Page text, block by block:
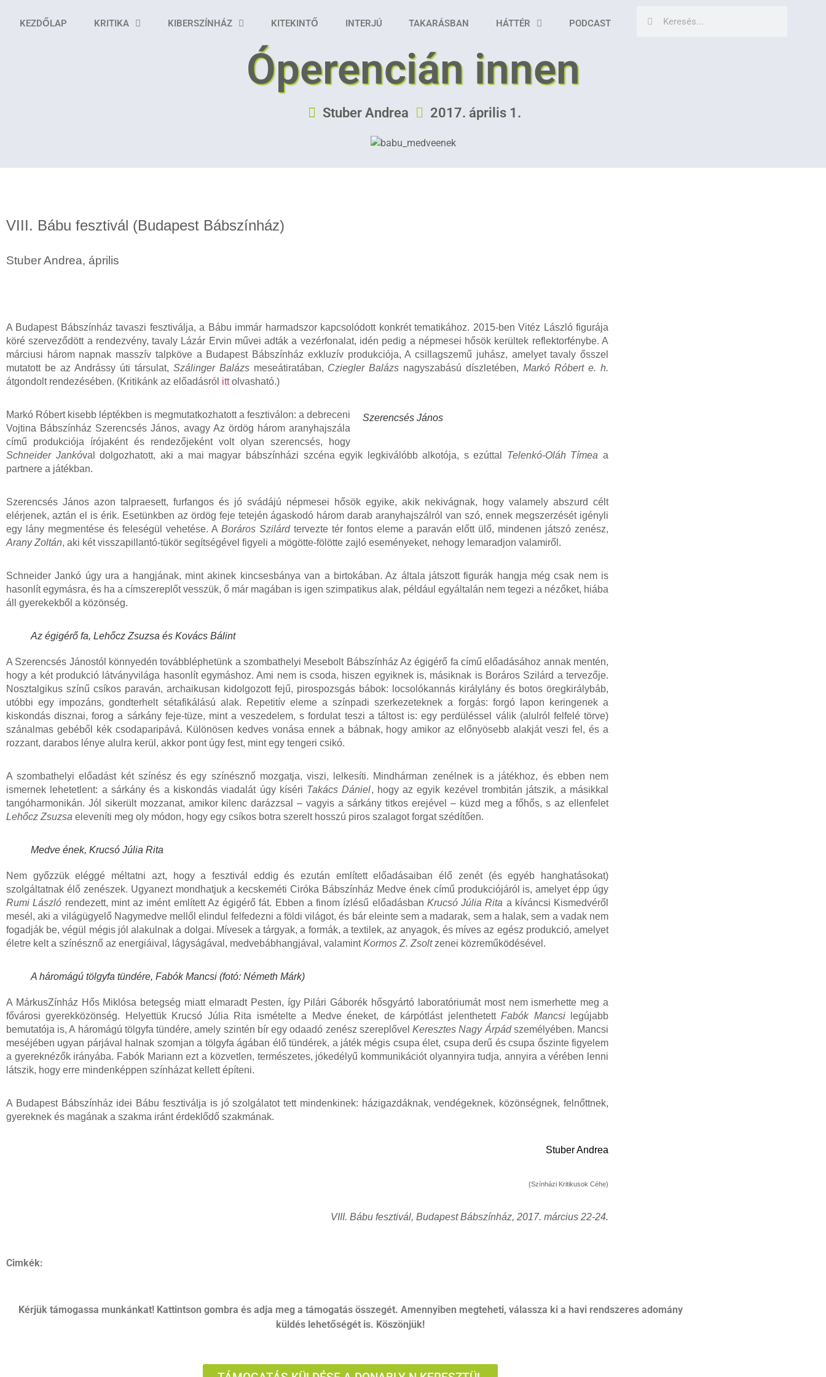
KEZDŐLAP KRITIKA KIBERSZÍNHÁZ KITEKINTŐ INTERJÚ TAKARÁSBAN HÁTTÉR PODCAST
Óperencián innen
Stuber Andrea 2017. április 1.
VIII. Bábu fesztivál (Budapest Bábszínház)
Stuber Andrea, április
A Budapest Bábszínház tavaszi fesztiválja, a Bábu immár harmadszor kapcsolódott konkrét tematikához. 2015-ben Vitéz László figurája
köré szerveződött a rendezvény, tavaly Lázár Ervin művei adták a vezérfonalat, idén pedig a népmesei hősök kerültek reflektorfénybe. A
márciusi három napnak masszív talpköve a Budapest Bábszínház exkluzív produkciója, A csillagszemű juhász, amelyet tavaly ősszel
mutatott be az Andrássy úti társulat, Szálinger Balázsmeseátiratában, Cziegler Balázs nagyszabású díszletében,Markó Róbert e. h.
átgondolt rendezésében. (Kritikánk az előadásról ittolvasható.)
Szerencsés János
Markó Róbert kisebb léptékben is megmutatkozhatott a fesztiválon: a debreceni
Vojtina Bábszínház Szerencsés János, avagy Az ördög három aranyhajszála
című produkciója írójaként és rendezőjeként volt olyan szerencsés, hogy
Schneider Jankóval dolgozhatott, aki a mai magyar bábszínházi szcéna egyik legkiválóbb alkotója, s ezúttal Telenkó-Oláh Tímea a
partnere a játékban.
Szerencsés János azon talpraesett, furfangos és jó svádájú népmesei hősök egyike, akik nekivágnak, hogy valamely abszurd célt
elérjenek, aztán el is érik. Esetünkben az ördög feje tetején ágaskodó három darab aranyhajszálról van szó, ennek megszerzését igényli
egy lány megmentése és feleségül vehetése. A Boráros Szilárdtervezte tér fontos eleme a paraván előtt ülő, mindenen játszó zenész,
Arany Zoltán, aki két visszapillantó-tükör segítségével figyeli a mögötte-fölötte zajló eseményeket, nehogy lemaradjon valamiről.
Schneider Jankó úgy ura a hangjának, mint akinek kincsesbánya van a birtokában. Az általa játszott figurák hangja még csak nem is
hasonlít egymásra, és ha a címszereplőt vesszük, ő már magában is igen szimpatikus alak, például egyáltalán nem tegezi a nézőket, hiába
áll gyerekekből a közönség.
Az égigérő fa, Lehőcz Zsuzsa és Kovács Bálint
A Szerencsés Jánostól könnyedén továbbléphetünk a szombathelyi Mesebolt Bábszínház Az égigérő fa című előadásához annak mentén,
hogy a két produkció látványvilága hasonlít egymáshoz. Ami nem is csoda, hiszen egyiknek is, másiknak is Boráros Szilárd a tervezője.
Nosztalgikus színű csíkos paraván, archaikusan kidolgozott fejű, pirospozsgás bábok: locsolókannás királylány és botos öregkirálybáb,
utóbbi egy impozáns, gondterhelt sétafikálású alak. Repetitív eleme a színpadi szerkezeteknek a forgás: forgó lapon keringenek a
kiskondás disznai, forog a sárkány feje-tüze, mint a veszedelem, s fordulat teszi a táltost is: egy perdüléssel válik (alulról felfelé törve)
szánalmas gebéből kék csodaparipává. Különösen kedves vonása ennek a bábnak, hogy amikor az előnyösebb alakját veszi fel, és a
rozzant, darabos lénye alulra kerül, akkor pont úgy fest, mint egy tengeri csikó.
A szombathelyi előadást két színész és egy színésznő mozgatja, viszi, lelkesíti. Mindhárman zenélnek is a játékhoz, és ebben nem
ismernek lehetetlent: a sárkány és a kiskondás viadalát úgy kíséri Takács Dániel, hogy az egyik kezével trombitán játszik, a másikkal
tangóharmonikán. Jól sikerült mozzanat, amikor kilenc darázzsal – vagyis a sárkány titkos erejével – küzd meg a főhős, s az ellenfelet
Lehőcz Zsuzsa eleveníti meg oly módon, hogy egy csíkos botra szerelt hosszú piros szalagot forgat szédítően.
Medve ének, Krucsó Júlia Rita
Nem győzzük eléggé méltatni azt, hogy a fesztivál eddig és ezután említett előadásaiban élő zenét (és egyéb hanghatásokat)
szolgáltatnak élő zenészek. Ugyanezt mondhatjuk a kecskeméti Ciróka Bábszínház Medve ének című produkciójáról is, amelyet épp úgy
Rumi László rendezett, mint az imént említett Az égigérő fát. Ebben a finom ízlésű előadásban Krucsó Júlia Rita a kíváncsi Kismedvéről
mesél, aki a világügyelő Nagymedve mellől elindul felfedezni a földi világot, és bár eleinte sem a madarak, sem a halak, sem a vadak nem
fogadják be, végül mégis jól alakulnak a dolgai. Mívesek a tárgyak, a formák, a textilek, az anyagok, és míves az egész produkció, amelyet
életre kelt a színésznő az energiáival, lágyságával, medvebábhangjával, valamintKormos Z. Zsoltzenei közreműködésével.
A háromágú tölgyfa tündére, Fabók Mancsi (fotó: Németh Márk)
A MárkusZínház Hős Miklósa betegség miatt elmaradt Pesten, így Pilári Gáborék hősgyártó laboratóriumát most nem ismerhette meg a
fővárosi gyerekközönség. Helyettük Krucsó Júlia Rita ismételte a Medve éneket, de kárpótlást jelenthetettFabók Mancsilegújabb
bemutatója is, A háromágú tölgyfa tündére, amely szintén bír egy odaadó zenész szereplővelKeresztes Nagy Árpádszemélyében. Mancsi
meséjében ugyan párjával halnak szomjan a tölgyfa ágában élő tündérek, a játék mégis csupa élet, csupa derű és csupa őszinte figyelem
a gyereknézők irányába. Fabók Mariann ezt a közvetlen, természetes, jókedélyű kommunikációt olyannyira tudja, annyira a vérében lenni
látszik, hogy erre mindenképpen színházat kellett építeni.
A Budapest Bábszínház idei Bábu fesztiválja is jó szolgálatot tett mindenkinek: házigazdáknak, vendégeknek, közönségnek, felnőttnek,
gyereknek és magának a szakma iránt érdeklődő szakmának.
Stuber Andrea
(Színházi Kritikusok Céhe)
VIII. Bábu fesztivál, Budapest Bábszínház, 2017. március 22-24.
Cimkék:
Kérjük támogassa munkánkat! Kattintson gombra és adja meg a támogatás összegét. Amennyiben megteheti, válassza ki a havi rendszeres adomány
küldés lehetőségét is. Köszönjük!